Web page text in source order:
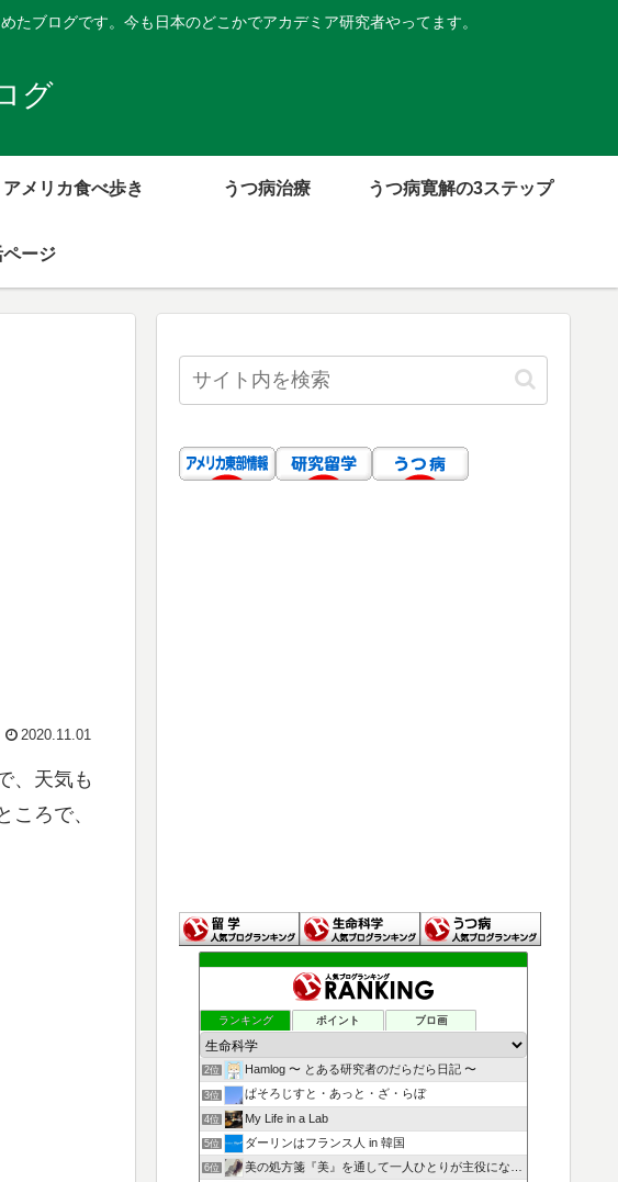
ブログです。今も日本のどこかでアカデミア研究者やってます。
グ
アメリカ食べ歩き うつ病治療 うつ病寛解の3ステップ
ージ
2020.11.01
、天気も
ろで、
ランキング ポイント ブロ画
2位 Hamlog 〜 とある研究者のだらだら日記 〜
3位 ぱそろじすと・あっと・ざ・らぼ
4位 My Life in a Lab
5位 ダーリンはフランス人 in 韓国
6位 美の処方箋『美』を通して一人ひとりが主役になる人生を叶える